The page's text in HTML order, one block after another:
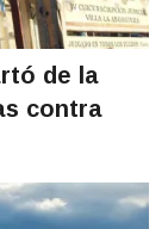
de la
contra